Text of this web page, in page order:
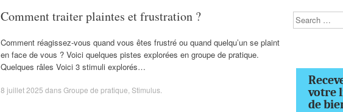
Comment traiter plaintes et frustration ?
Comment réagissez-vous quand vous êtes frustré ou quand quelqu’un se plaint
en face de vous ? Voici quelques pistes explorées en groupe de pratique.
Quelques râles Voici 3 stimuli explorés…
8 juillet 2025 dansGroupe de pratique Stimulus
Search
votre
de